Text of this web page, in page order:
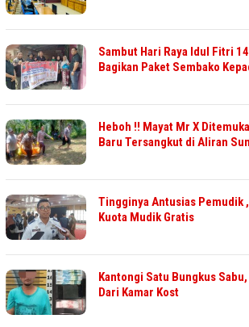
Sambut Hari Raya Idul Fitri
Bagikan Paket Sembako
Heboh !! Mayat Mr X
Baru Tersangkut di Aliran
Tingginya Antusias Pemudik
Kuota Mudik Gratis
Kantongi Satu Bungkus
Dari Kamar Kost